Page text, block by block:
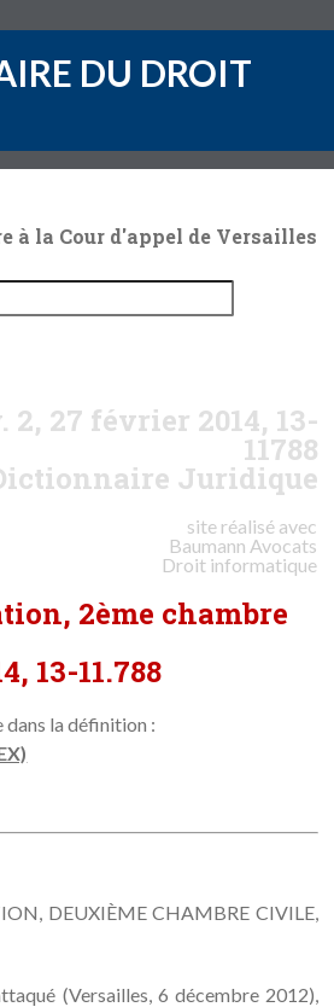
DU DROIT
à la Cour d'appel de Versailles
2, 27 février 2014, 13-
11788
Juridique
site réalisé avec
Baumann Avocats
Droit informatique
2ème chambre
13-11.788
dans la définition :
DEUXIÈME CHAMBRE CIVILE,
(Versailles, 6 décembre 2012),